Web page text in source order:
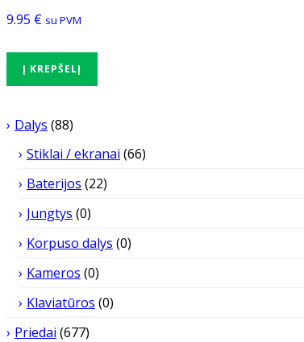
9.95 € su PVM
Į KREPŠELĮ
Dalys (88)
Stiklai / ekranai (66)
Baterijos (22)
Jungtys (0)
Korpuso dalys (0)
Kameros (0)
Klaviatūros (0)
Priedai (677)